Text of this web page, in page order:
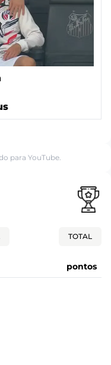
para YouTube.
TOTAL
pontos